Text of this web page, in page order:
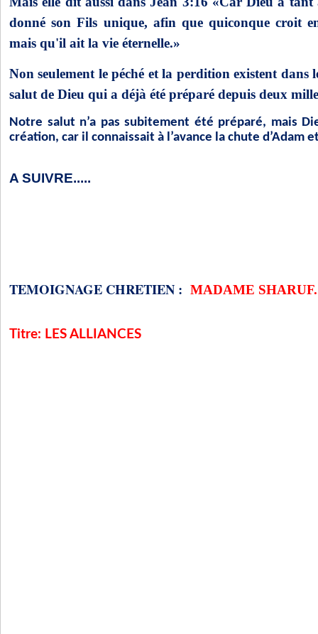
donné son Fils unique, afin que quiconque croit
mais qu'il ait la vie éternelle.»
Non seulement le péché et la perdition existent dans
salut de Dieu qui a déjà été préparé depuis deux
Notre salut n’a pas subitement été préparé, mais
création, car il connaissait à l’avance la chute d’Adam
A SUIVRE.....
TEMOIGNAGE CHRETIEN : MADAME
Titre: LES ALLIANCES